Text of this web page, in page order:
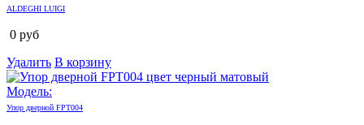
ALDEGHI LUIGI
0 руб
Удалить В корзину
Модель:
Упор дверной FPT004